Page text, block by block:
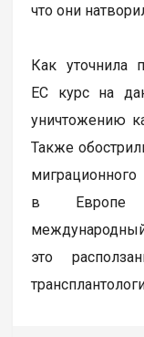
что они
Как уточнила
ЕС курс на
уничтожению
Также
в Европе
это